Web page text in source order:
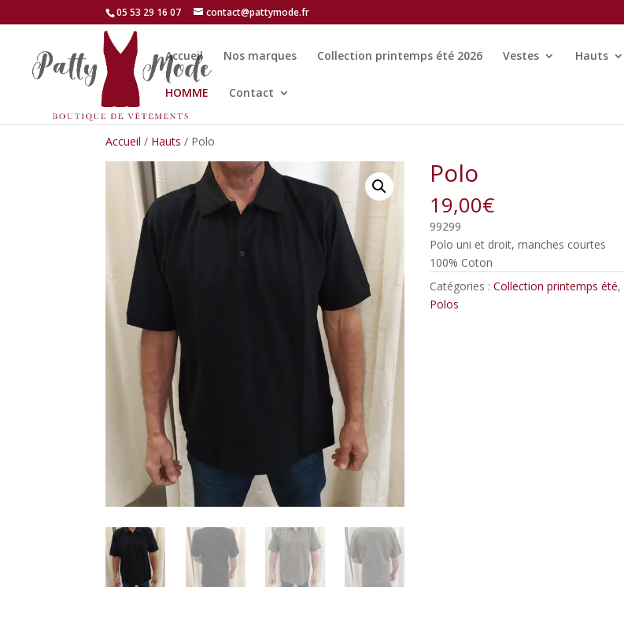
05 53 29 16 07 contact@pattymode.fr
Accueil Nos marques Collection printemps été 2026 Vestes Hauts
HOMME Contact
Accueil / Hauts / Polo
Polo
19,00€
99299
Polo uni et droit, manches courtes
100% Coton
Catégories :Collection printemps été,
Polos